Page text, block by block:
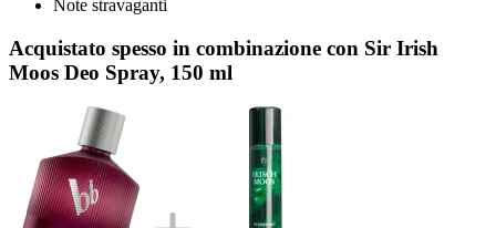
Note stravaganti
Acquistato spesso in combinazione con Sir Irish
Moos Deo Spray, 150 ml